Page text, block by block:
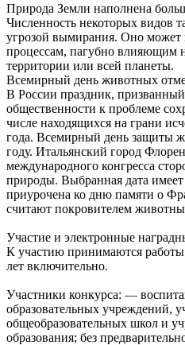
Природа Земли наполнена
Численность некоторых видов
угрозой вымирания. Оно может
процессам, пагубно влияющим
территории или всей планеты.
Всемирный день животных
В России праздник,
общественности к проблеме
числе находящихся на грани
года. Всемирный день защиты
году. Итальянский город
международного конгресса
природы. Выбранная дата
приурочена ко дню памяти о
считают покровителем
Участие и электронные
К участию принимаются работы
лет включительно.
Участники конкурса: —
образовательных учреждений,
общеобразовательных школ и
образования; без